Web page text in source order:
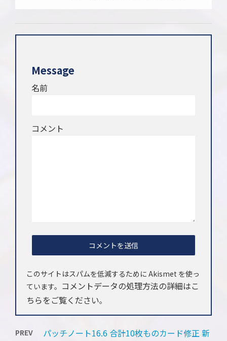
Message
名前
コメント
このサイトはスパムを低減するために Akismet を使っ
ています。 コメントデータの処理方法の詳細はこ
ちらをご覧ください。
PREV パッチノート16.6 合計10枚ものカード修正 新